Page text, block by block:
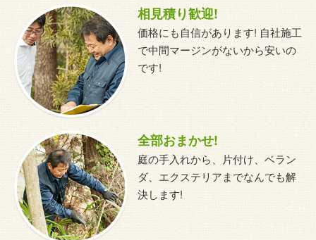
相見積り歓迎!
価格にも自信があります! 自社施工
で中間マージンがないから安いの
です!
全部おまかせ!
庭の手入れから、片付け、ベラン
ダ、エクステリアまでなんでも解
決します!